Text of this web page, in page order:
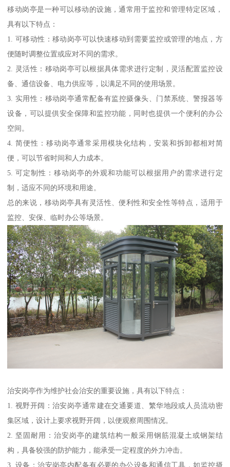
移动岗亭是一种可以移动的设施，通常用于监控和管理特定区域，
具有以下特点：
1. 可移动性：移动岗亭可以快速移动到需要监控或管理的地点，方
便随时调整位置或应对不同的需求。
2. 灵活性：移动岗亭可以根据具体需求进行定制，灵活配置监控设
备、通信设备、电力供应等，以满足不同的使用场景。
3. 实用性：移动岗亭通常配备有监控摄像头、门禁系统、警报器等
设备，可以提供安全保障和监控功能，同时也提供一个便利的办公
空间。
4. 简便性：移动岗亭通常采用模块化结构，安装和拆卸都相对简
便，可以节省时间和人力成本。
5. 可定制性：移动岗亭的外观和功能可以根据用户的需求进行定
制，适应不同的环境和用途。
总的来说，移动岗亭具有灵活性、便利性和安全性等特点，适用于
监控、安保、临时办公等场景。
治安岗亭作为维护社会治安的重要设施，具有以下特点：
1. 视野开阔：治安岗亭通常建在交通要道、繁华地段或人员流动密
集区域，设计上要求视野开阔，以便观察周围情况。
2. 坚固耐用：治安岗亭的建筑结构一般采用钢筋混凝土或钢架结
构，具备较强的防护能力，能承受一定程度的外力冲击。
3. 设备：治安岗亭内配备有必要的办公设备和通信工具，如监控摄